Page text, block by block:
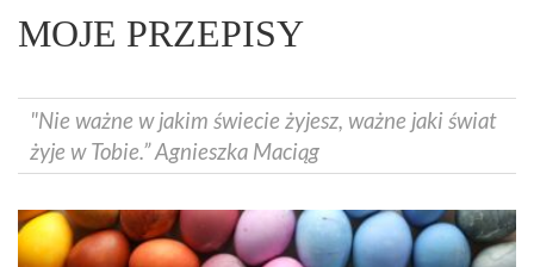
MOJE PRZEPISY
"Nie ważne w jakim świecie żyjesz, ważne jaki świat
żyje w Tobie.” Agnieszka Maciąg